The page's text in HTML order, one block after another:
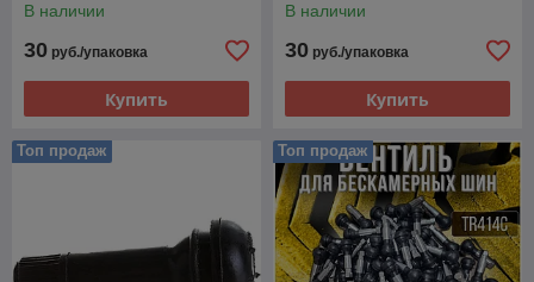
В наличии
30 руб./упаковка
Купить
В наличии
30 руб./упаковка
Купить
Топ продаж Топ продаж